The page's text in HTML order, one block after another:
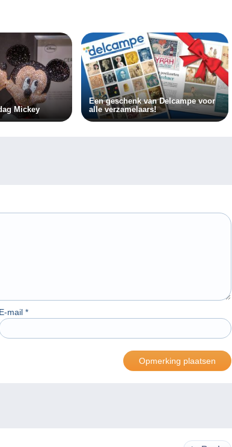
Mickey
Een geschenk van Delcampe voor
alle verzamelaars!
E-mail *